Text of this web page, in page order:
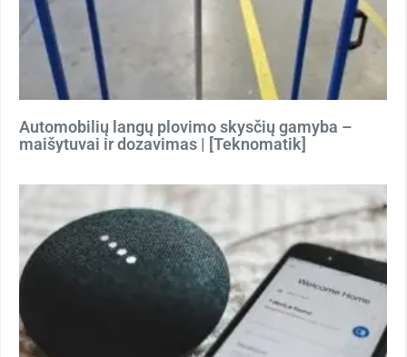
Automobilių langų plovimo skysčių gamyba –
maišytuvai ir dozavimas | [Teknomatik]